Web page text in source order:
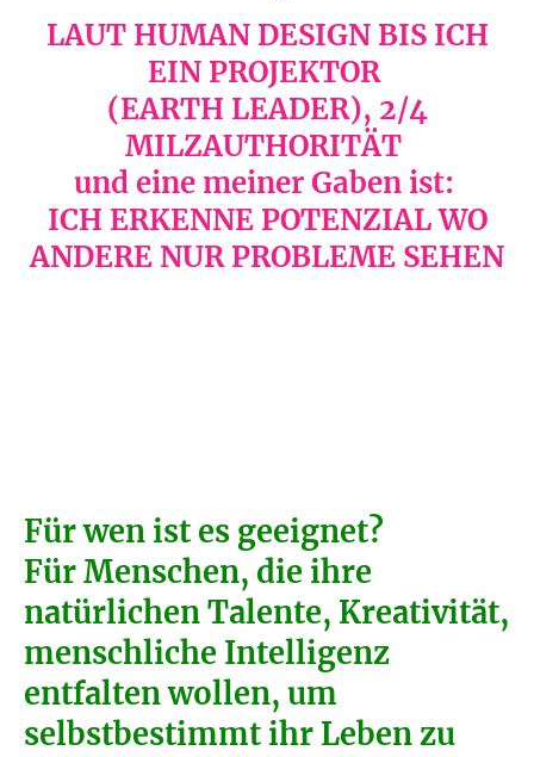
LAUT HUMAN DESIGN BIS ICH
EIN PROJEKTOR
(EARTH LEADER), 2/4
MILZAUTHORITÄT
und eine meiner Gaben ist:
ICH ERKENNE POTENZIAL WO
ANDERE NUR PROBLEME SEHEN
Für wen ist es geeignet?
Für Menschen, die ihre
natürlichen Talente, Kreativität,
menschliche Intelligenz
entfalten wollen, um
selbstbestimmt ihr Leben zu